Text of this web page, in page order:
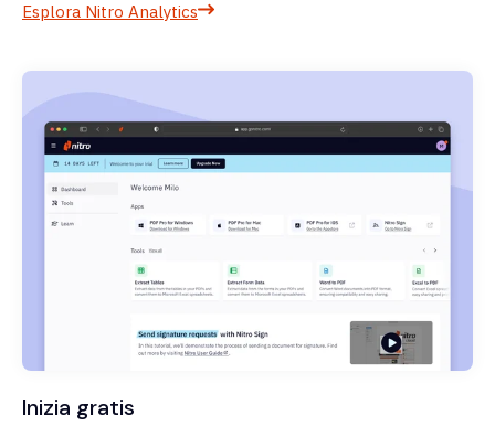
Esplora Nitro Analytics
Inizia gratis